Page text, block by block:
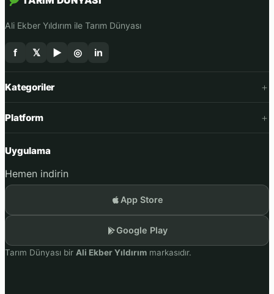
Ali Ekber Yıldırım ile Tarım Dünyası
f 𝕏 ▶ ◎ in
Kategoriler
Platform
Uygulama
Hemen indirin
App Store
Google Play
Tarım Dünyası bir Ali Ekber Yıldırım markasıdır.